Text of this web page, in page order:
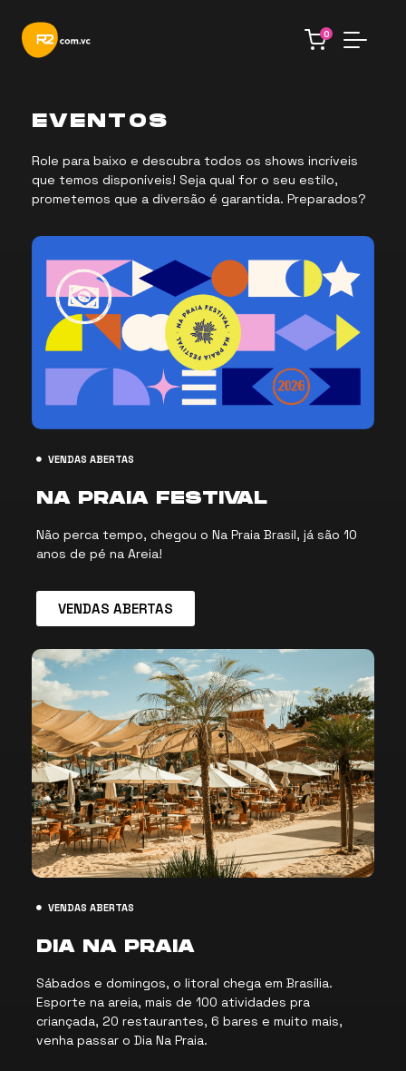
0
EVENTOS
Role para baixo e descubra todos os shows incríveis
que temos disponíveis! Seja qual for o seu estilo,
prometemos que a diversão é garantida. Preparados?
VENDAS ABERTAS
NA PRAIA FESTIVAL
Não perca tempo, chegou o Na Praia Brasil, já são 10
anos de pé na Areia!
VENDAS ABERTAS
VENDAS ABERTAS
DIA NA PRAIA
Sábados e domingos, o litoral chega em Brasília.
Esporte na areia, mais de 100 atividades pra
criançada, 20 restaurantes, 6 bares e muito mais,
venha passar o Dia Na Praia.